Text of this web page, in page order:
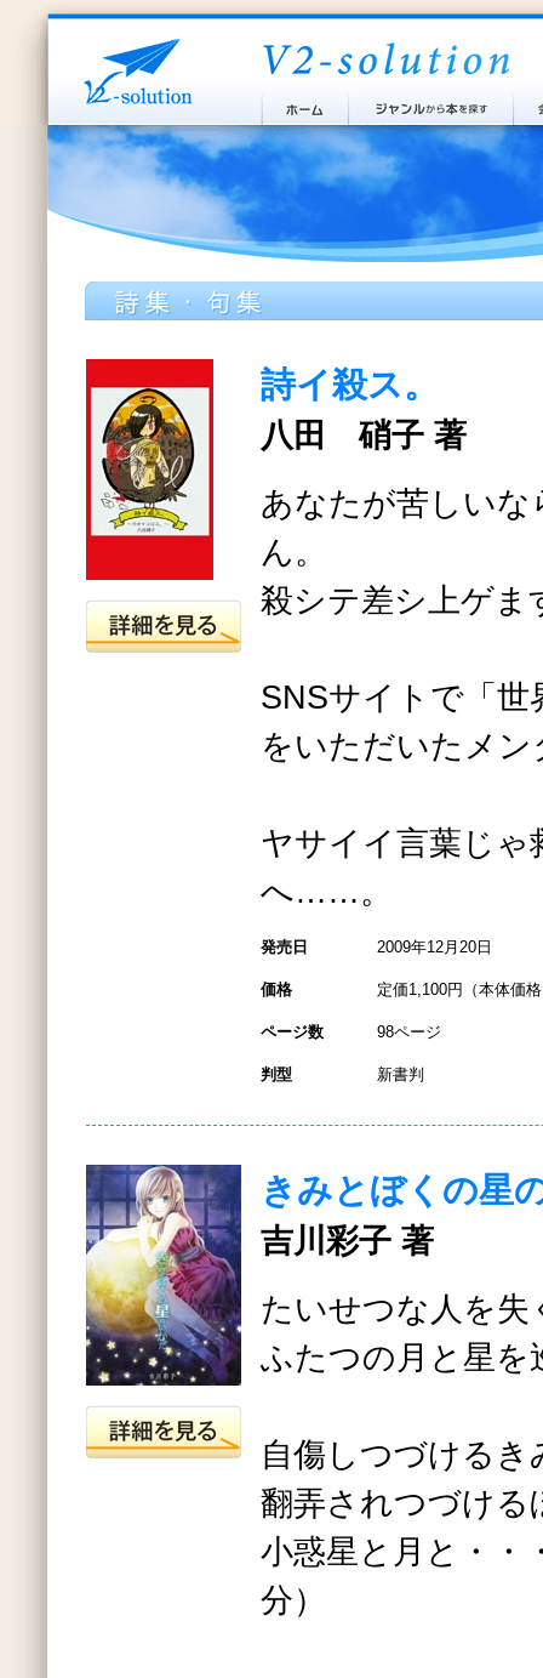
詩イ殺ス。
八田 硝子 著
あなたが苦しい
ん。
殺シテ差シ上ゲま
SNSサイトで「世
をいただいたメン
ヤサイイ言葉じ
へ……。
発売日 2009年12月20日
価格 定価1,100円（本体価
ページ数 98ページ
判型 新書判
きみとぼくの星
吉川彩子 著
たいせつな人を
ふたつの月と星を
自傷しつづけるき
翻弄されつづける
小惑星と月と・・
分）